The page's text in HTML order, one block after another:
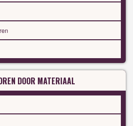
DOOR MATERIAAL